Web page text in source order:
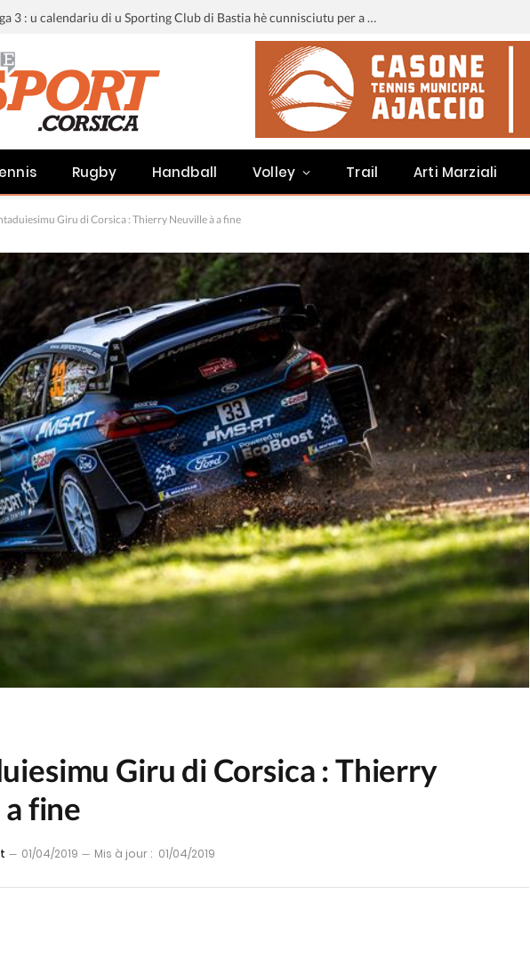
Liga 3 : u calendariu di u Sporting Club di Bastia hè cunnisciutu per a staghjoni 2026-2027
Rugby Handball Volley Trail Arti Marziali
Giru di Corsica : Thierry Neuville à a fine
Giru di Corsica : Thierry
fine
01/04/2019 Mis à jour : 01/04/2019